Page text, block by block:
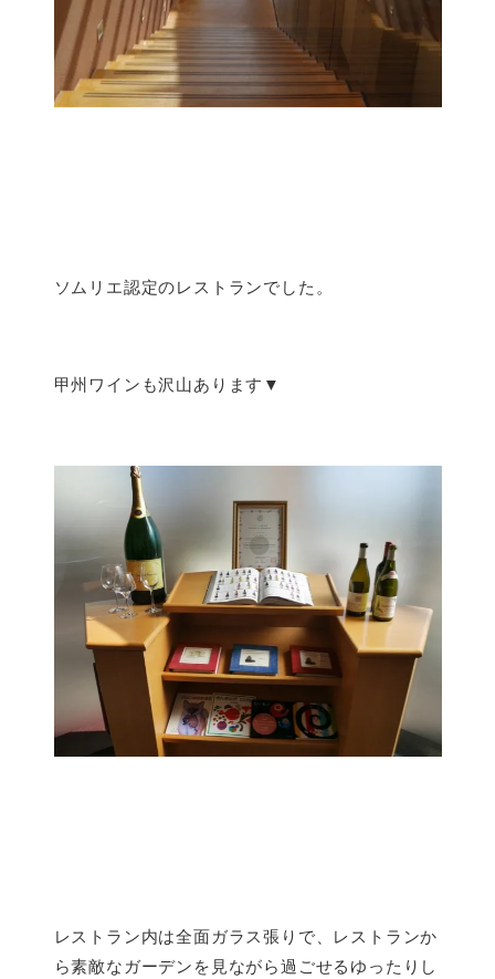
ソムリエ認定のレストランでした。
甲州ワインも沢山あります▼
レストラン内は全面ガラス張りで、レストランか
ら素敵なガーデンを見ながら過ごせるゆったりし